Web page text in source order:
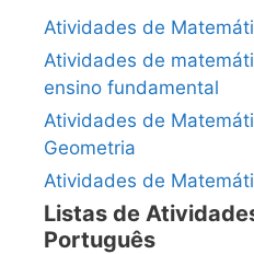
Atividades de
Atividades de
ensino fundamental
Atividades de
Geometria
Atividades de
Listas de
Português